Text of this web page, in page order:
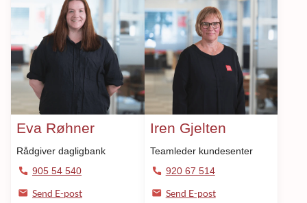
Eva Røhner
Rådgiver dagligbank
905 54 540
Send E-post
Iren Gjelten
Teamleder kundesenter
920 67 514
Send E-post